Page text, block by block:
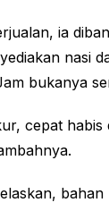
ia
nasi
bukanya
cepat habis